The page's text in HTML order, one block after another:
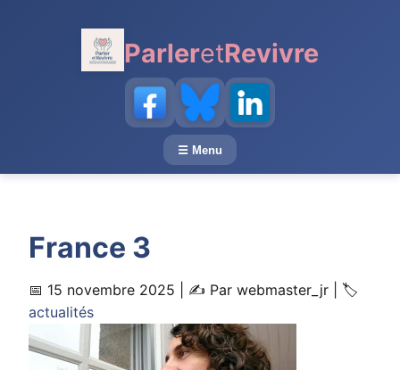
ParleretRevivre
☰ Menu
France 3
📅 15 novembre 2025 | ✍️ Par webmaster_jr
| 🏷️
actualités